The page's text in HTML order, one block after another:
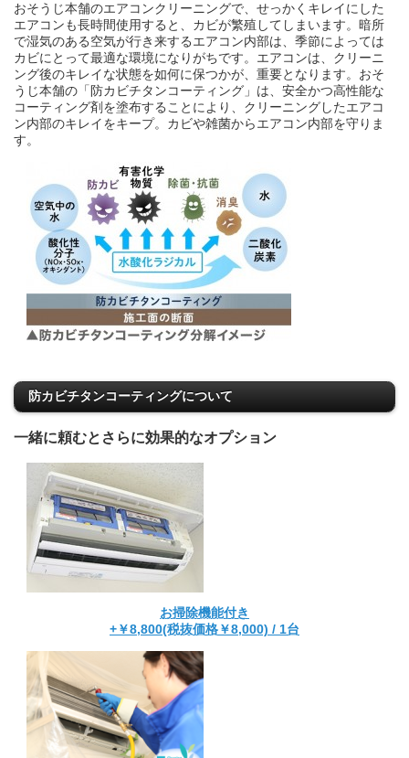
おそうじ本舗のエアコンクリーニングで、せっかくキレイにした
エアコンも長時間使用すると、カビが繁殖してしまいます。暗所
で湿気のある空気が行き来するエアコン内部は、季節によっては
カビにとって最適な環境になりがちです。エアコンは、クリーニ
ング後のキレイな状態を如何に保つかが、重要となります。おそ
うじ本舗の「防カビチタンコーティング」は、安全かつ高性能な
コーティング剤を塗布することにより、クリーニングしたエアコ
ン内部のキレイをキープ。カビや雑菌からエアコン内部を守りま
す。
防カビチタンコーティングについて
一緒に頼むとさらに効果的なオプション
お掃除機能付き
+￥8,800(税抜価格￥8,000) / 1台